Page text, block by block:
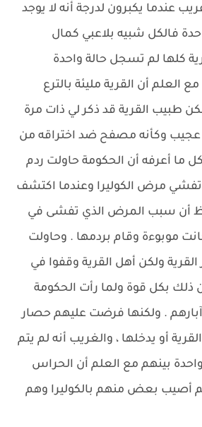
عندما يكبرون لدرجة أنه لا يوجد
فالكل شبيه بلاعبي كمال
كلها لم تسجل حالة واحدة
العلم أن القرية مليئة بالترع
طبيب القرية قد ذكر لي ذات مرة
عجيب وكأنه مصفح ضد اختراقه من
ما أعرفه أن الحكومة حاولت ردم
تفشي مرض الكوليرا وعندما اكتشف
أن سبب المرض الذي تفشى في
موبوءة وقام بردمها . وحاولت
القرية ولكن أهل القرية وقفوا في
بكل قوة ولما رأت الحكومة
. ولكنها فرضت عليهم حصار
أو يدخلها ، والغريب أنه لم يتم
بينهم مع العلم أن الحراس
أصيب بعض منهم بالكوليرا وهم